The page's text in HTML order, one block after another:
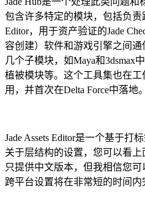
包含许多特定的模块，包括负责
Editor，用于资产验证的Jade
容创建）软件和游戏引擎之间通
几个子模块，如Maya和3dsmax
植被模块等。这个工具集也在
用，并首次在Delta Force中落地。
Jade Assets Editor是一个基于打
关于层结构的设置，您可以看
只提供中文版本，但我相信您
跨平台设置将在非常短的时间内